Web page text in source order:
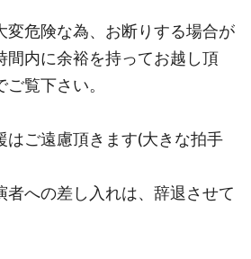
変危険な為、お断りする場合が
間内に余裕を持ってお越し頂
覧下さい。
はご遠慮頂きます(大きな拍手
者への差し入れは、辞退させて